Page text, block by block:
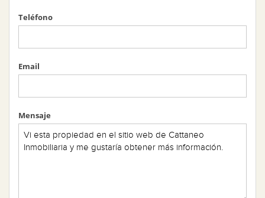
Teléfono
Email
Mensaje